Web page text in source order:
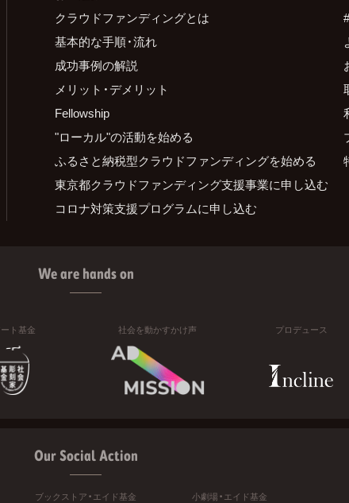
クラウドファンディングとは
基本的な手順・流れ
成功事例の解説
メリット・デメリット
Fellowship
"ローカル"の活動を始める
ふるさと納税型クラウドファンディングを始める
東京都クラウドファンディング支援事業に申し込む
コロナ対策支援プログラムに申し込む
We are hands on
ト基金 社会を動かすかけ声 プロデュース
Our Social Action
ブックストア・エイド基金 小劇場・エイド基金